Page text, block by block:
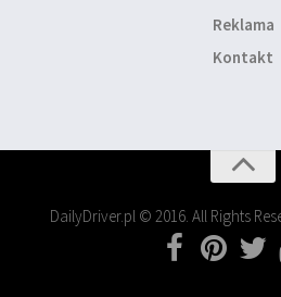
Reklama
Kontakt
DailyDriver.pl © 2016. All Rights